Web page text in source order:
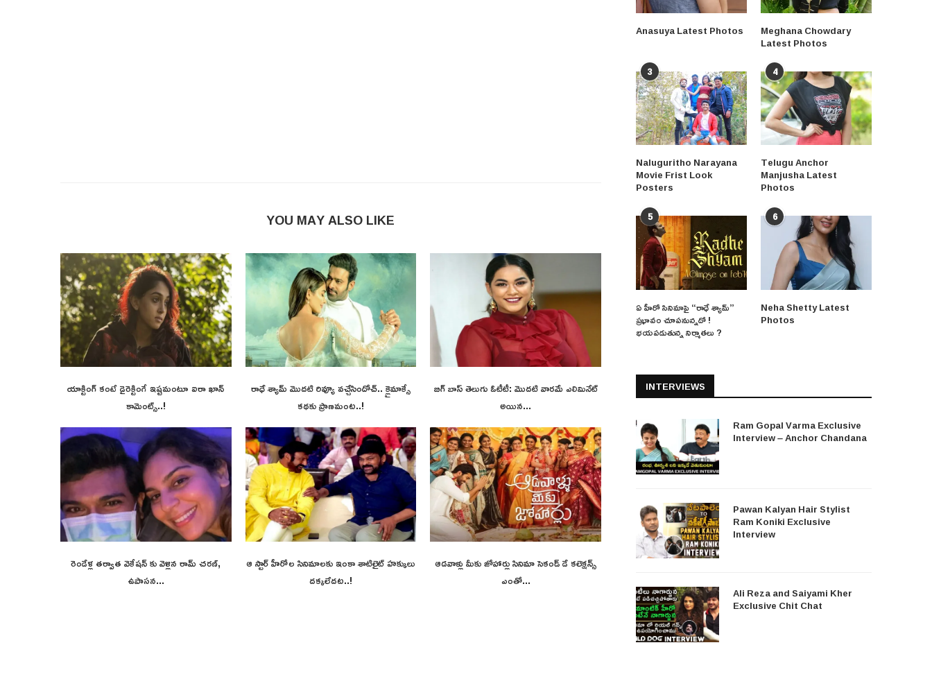
YOU MAY ALSO LIKE
యాక్టింగ్ కంటే డైరెక్టింగే ఇష్టమంటూ ఐరా ఖాన్
కామెంట్స్..!
రాధే శ్యామ్ మొదటి రివ్యూ వచ్చేసిందోచ్.. క్లైమాక్సే
కథకు ప్రాణమంట..!
బిగ్ బాస్ తెలుగు ఓటీటీ: మొదటి వారమే ఎలిమినేట్
అయిన...
రెండేళ్ల తర్వాత వెకేషన్ కు వెళ్లిన రామ్ చరణ్,
ఉపాసన...
ఆ స్టార్ హీరోల సినిమాలకు ఇంకా శాటిలైట్ హక్కులు
దక్కలేదట..!
ఆడవాళ్లు మీకు జోహార్లు సినిమా సెకండ్ డే కలెక్షన్స్
ఎంతో...
Anasuya Latest Photos Meghana Chowdary
Latest Photos
3
Naluguritho Narayana
Movie Frist Look
Posters
4
Telugu Anchor
Manjusha Latest
Photos
5
ఏ హీరో సినిమాపై “రాధే శ్యామ్”
ప్రభావం చూపనున్నదో !
భయపడుతున్న నిర్మాతలు ?
6
Neha Shetty Latest
Photos
INTERVIEWS
Ram Gopal Varma Exclusive
Interview – Anchor Chandana
Pawan Kalyan Hair Stylist
Ram Koniki Exclusive
Interview
Ali Reza and Saiyami Kher
Exclusive Chit Chat